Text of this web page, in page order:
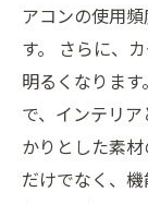
アコンの使用
す。 さらに、
明るくなりま
で、インテリ
かりとした素
だけでなく、